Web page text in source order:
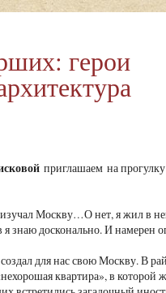
герои
приглашаем на
Москву…О нет, я жил в
знаю досконально. И намерен
для нас свою Москву. В
квартира», в